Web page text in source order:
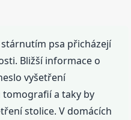
psa přicházejí
Bližší informace o
vyšetření
a taky by
stolice. V domácích